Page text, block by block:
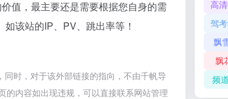
值，最主要还是需要根据您自身的需
该站的IP、PV、跳出率等！
时，对于该外部链接的指向，不由千帆导
内容如出现违规，可以直接联系网站管理
高
驾
飘
飘
频